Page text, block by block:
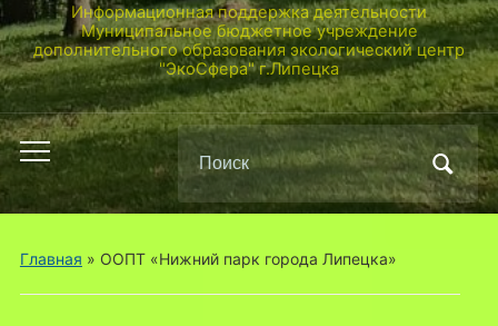
Информационная поддержка деятельности
Муниципальное бюджетное учреждение
дополнительного образования экологический центр
"ЭкоСфера" г.Липецка
Переключить
мобильное
меню
Поиск
по:
Главная » ООПТ «Нижний парк города Липецка»